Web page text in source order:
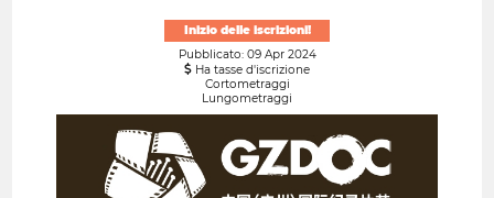
Inizio delle iscrizioni!
Pubblicato: 09 Apr 2024
Ha tasse d'iscrizione
Cortometraggi
Lungometraggi